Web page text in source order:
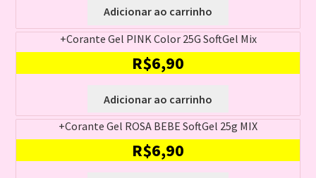
Adicionar ao carrinho
+Corante Gel PINK Color 25G SoftGel Mix
R$6,90
Adicionar ao carrinho
+Corante Gel ROSA BEBE SoftGel 25g MIX
R$6,90